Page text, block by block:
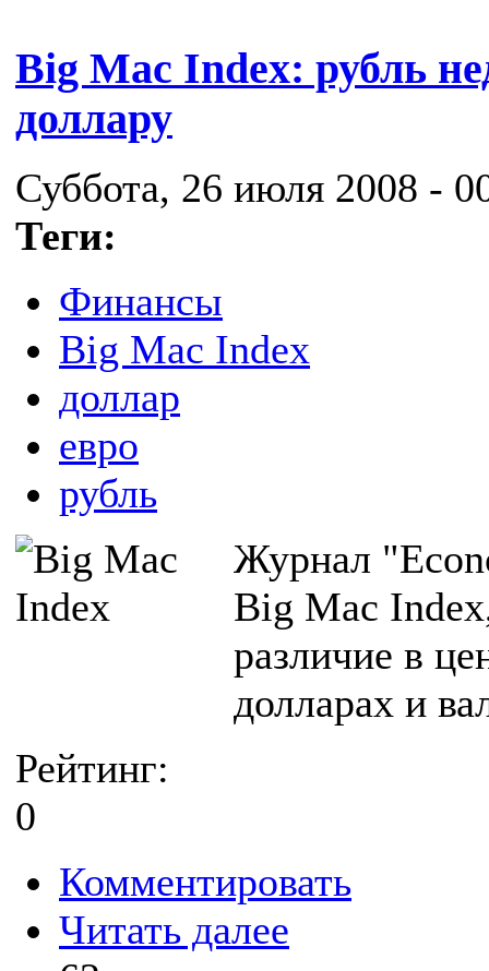
Big Mac Index: рубль
доллару
Суббота, 26 июля 2008 -
Теги:
Финансы
Big Mac Index
доллар
евро
рубль
Журнал
Big Mac
различие в
долларах и
Рейтинг:
0
Комментировать
Читать далее